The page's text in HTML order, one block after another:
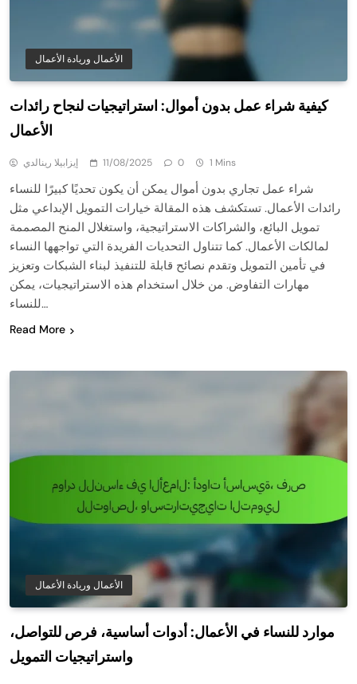
الأعمال وريادة الأعمال
كيفية شراء عمل بدون أموال: استراتيجيات لنجاح رائدات
الأعمال
إيزابيلا رينالدي 11/08/2025 0 1 Mins
شراء عمل تجاري بدون أموال يمكن أن يكون تحديًا كبيرًا للنساء
رائدات الأعمال. تستكشف هذه المقالة خيارات التمويل الإبداعي مثل
تمويل البائع، والشراكات الاستراتيجية، واستغلال المنح المصممة
لمالكات الأعمال. كما تتناول التحديات الفريدة التي تواجهها النساء
في تأمين التمويل وتقدم نصائح قابلة للتنفيذ لبناء الشبكات وتعزيز
مهارات التفاوض. من خلال استخدام هذه الاستراتيجيات، يمكن
للنساء…
Read More
الأعمال وريادة الأعمال
موارد للنساء في الأعمال: أدوات أساسية، فرص للتواصل،
واستراتيجيات التمويل